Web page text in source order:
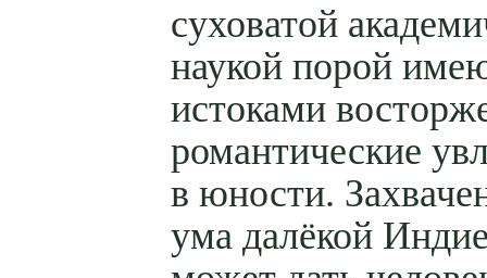
суховатой
наукой порой
истоками
романтические
в юности.
ума далёкой